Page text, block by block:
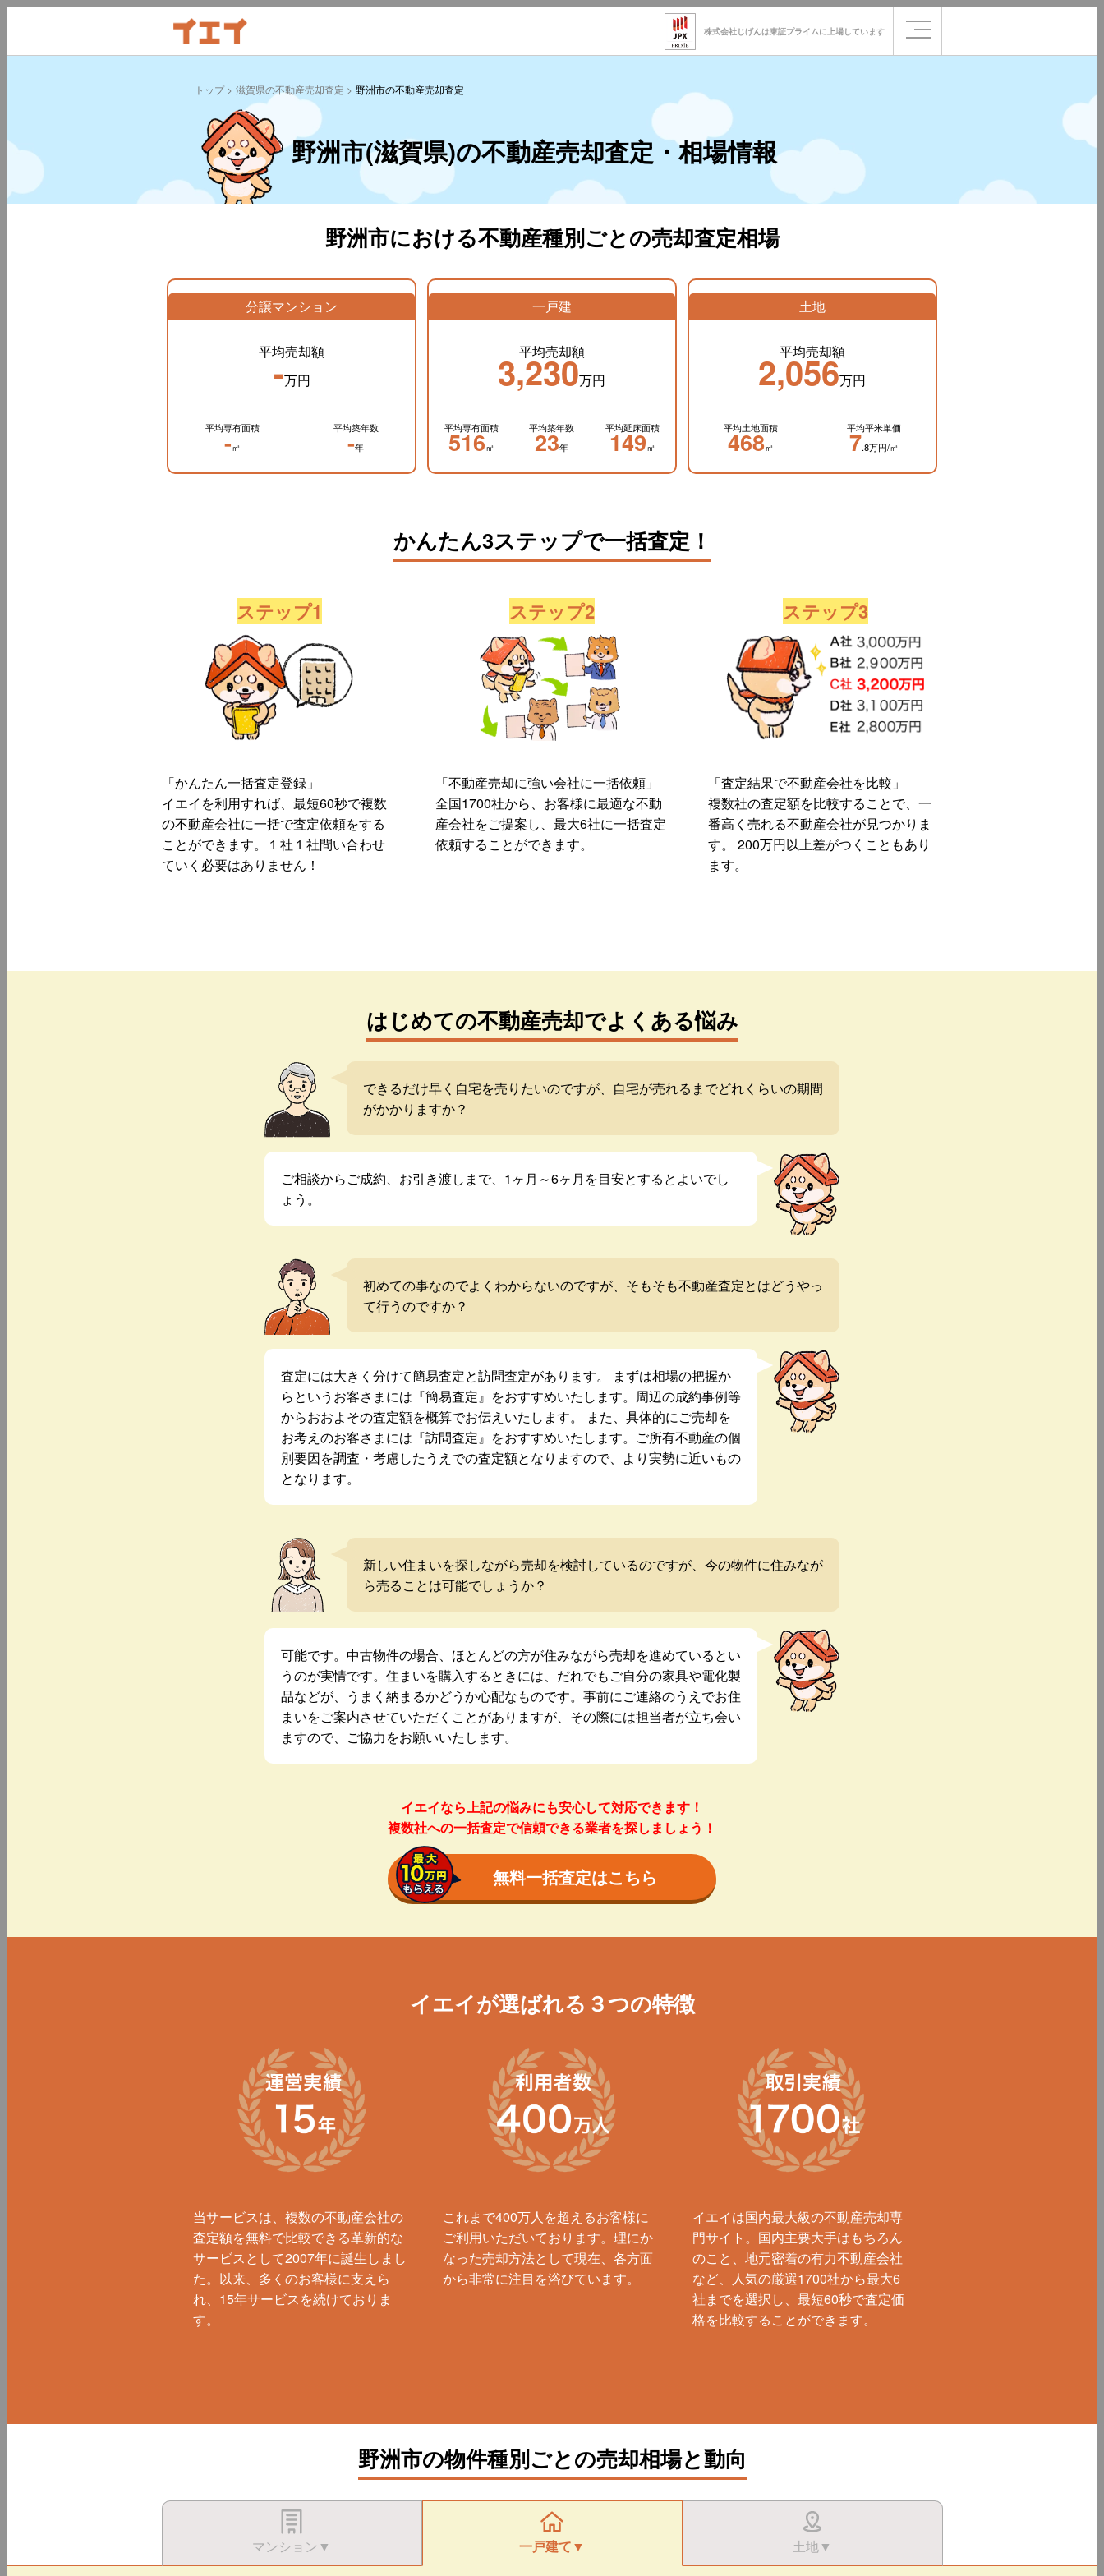
株式会社じげんは東証プライムに 上場しています
トップ 滋賀県の不動産売却査定 野洲市の不動産売却査定
野洲市(滋賀県)の不動産売却査定・相場情報
野洲市における不動産種別ごとの売却査定相場
分譲マンション
平均売却額
-万円
平均専有面積
-㎡
平均築年数
-年
一戸建
平均売却額
3,230万円
平均専有面積
516㎡
平均築年数
23年
平均延床面積
149㎡
土地
平均売却額
2,056万円
平均土地面積
468㎡
平均平米単価
7.8万円/㎡
かんたん3ステップで一括査定！
ステップ1
「かんたん一括査定登録」
イエイを利用すれば、最短60秒で複数
の不動産会社に一括で査定依頼をする
ことができます。１社１社問い合わせ
ていく必要はありません！
ステップ2
「不動産売却に強い会社に一括依頼」
全国1700社から、お客様に最適な不動
産会社をご提案し、最大6社に一括査定
依頼することができます。
ステップ3
「査定結果で不動産会社を比較」
複数社の査定額を比較することで、一
番高く売れる不動産会社が見つかりま
す。 200万円以上差がつくこともあり
ます。
はじめての不動産売却でよくある悩み
できるだけ早く自宅を売りたいのですが、自宅が売れるまでどれくらいの期間
がかかりますか？
ご相談からご成約、お引き渡しまで、1ヶ月～6ヶ月を目安とするとよいでし
ょう。
初めての事なのでよくわからないのですが、そもそも不動産査定とはどうやっ
て行うのですか？
査定には大きく分けて簡易査定と訪問査定があります。 まずは相場の把握か
らというお客さまには『簡易査定』をおすすめいたします。周辺の成約事例等
からおおよその査定額を概算でお伝えいたします。 また、具体的にご売却を
お考えのお客さまには『訪問査定』をおすすめいたします。ご所有不動産の個
別要因を調査・考慮したうえでの査定額となりますので、より実勢に近いもの
となります。
新しい住まいを探しながら売却を検討しているのですが、今の物件に住みなが
ら売ることは可能でしょうか？
可能です。中古物件の場合、ほとんどの方が住みながら売却を進めているとい
うのが実情です。住まいを購入するときには、だれでもご自分の家具や電化製
品などが、うまく納まるかどうか心配なものです。事前にご連絡のうえでお住
まいをご案内させていただくことがありますが、その際には担当者が立ち会い
ますので、ご協力をお願いいたします。
イエイなら上記の悩みにも安心して対応できます！
複数社への一括査定で信頼できる業者を探しましょう！
無料一括査定はこちら
イエイが選ばれる３つの特徴
当サービスは、複数の不動産会社の
査定額を無料で比較できる革新的な
サービスとして2007年に誕生しまし
た。以来、多くのお客様に支えら
れ、15年サービスを続けておりま
す。
これまで400万人を超えるお客様に
ご利用いただいております。理にか
なった売却方法として現在、各方面
から非常に注目を浴びています。
イエイは国内最大級の不動産売却専
門サイト。国内主要大手はもちろん
のこと、地元密着の有力不動産会社
など、人気の厳選1700社から最大6
社までを選択し、最短60秒で査定価
格を比較することができます。
野洲市の物件種別ごとの売却相場と動向
マンション▼ 一戸建て▼ 土地▼